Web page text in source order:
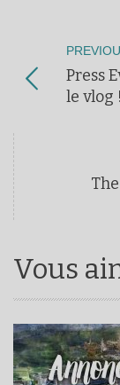
Press
le vlog !
Vous